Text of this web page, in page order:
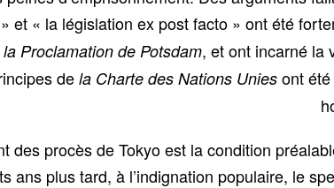
et « la législation ex post facto » ont été
la Proclamation de Potsdam, et ont incarné la
de la Charte des Nations Unies ont
des procès de Tokyo est la condition
ans plus tard, à l’indignation populaire, le